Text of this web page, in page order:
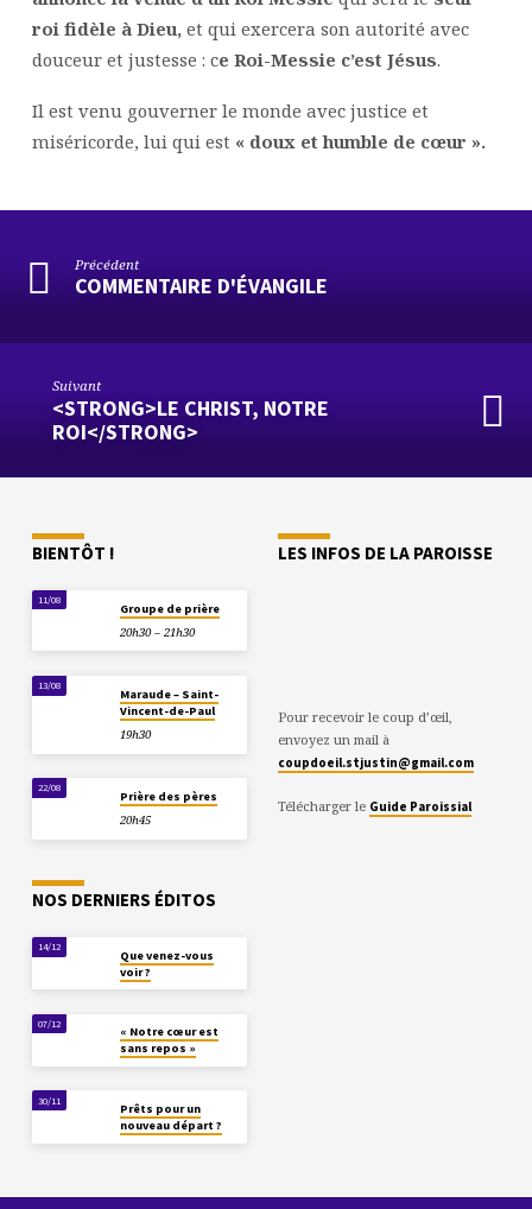
roi fidèle à Dieu, et qui exercera son autorité avec
douceur et justesse : ce Roi-Messie c’est Jésus.
Il est venu gouverner le monde avec justice et
miséricorde, lui qui est « doux et humble de cœur ».
Précédent
COMMENTAIRE D'ÉVANGILE
Suivant
<STRONG>LE CHRIST, NOTRE
ROI</STRONG>
BIENTÔT !
11/08
Groupe de prière
20h30 – 21h30
13/08
Maraude – Saint-
Vincent-de-Paul
19h30
22/08
Prière des pères
20h45
LES INFOS DE LA PAROISSE
Pour recevoir le coup d’œil,
envoyez un mail à
coupdoeil.stjustin@gmail.com
Télécharger le Guide Paroissial
NOS DERNIERS ÉDITOS
14/12
Que venez-vous
voir ?
07/12
« Notre cœur est
sans repos »
30/11
Prêts pour un
nouveau départ ?